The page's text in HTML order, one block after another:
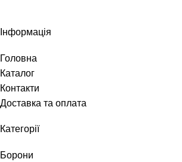
Інформація
Головна
Каталог
Контакти
Доставка та оплата
Категорії
Борони